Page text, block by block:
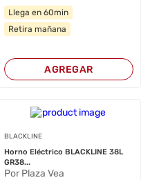
Llega en 60min
Retira mañana
AGREGAR
BLACKLINE
Horno Eléctrico BLACKLINE 38L
GR38...
Por Plaza Vea